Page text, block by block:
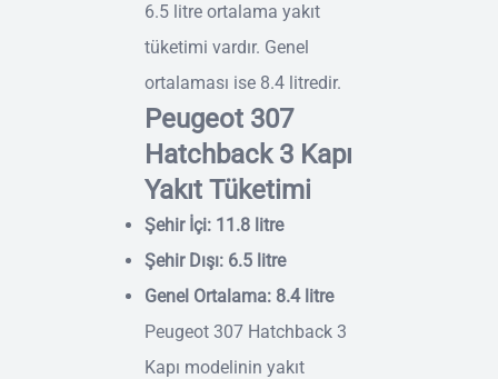
6.5 litre ortalama yakıt
tüketimi vardır. Genel
ortalaması ise 8.4 litredir.
Peugeot 307
Hatchback 3 Kapı
Yakıt Tüketimi
Şehir İçi: 11.8 litre
Şehir Dışı: 6.5 litre
Genel Ortalama: 8.4 litre
Peugeot 307 Hatchback 3
Kapı modelinin yakıt